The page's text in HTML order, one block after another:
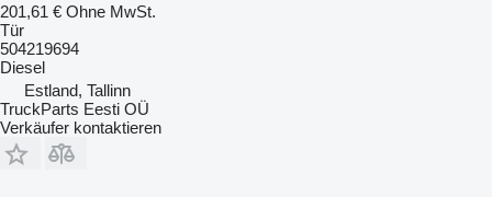
201,61 € Ohne MwSt.
Tür
504219694
Diesel
Estland, Tallinn
TruckParts Eesti OÜ
Verkäufer kontaktieren